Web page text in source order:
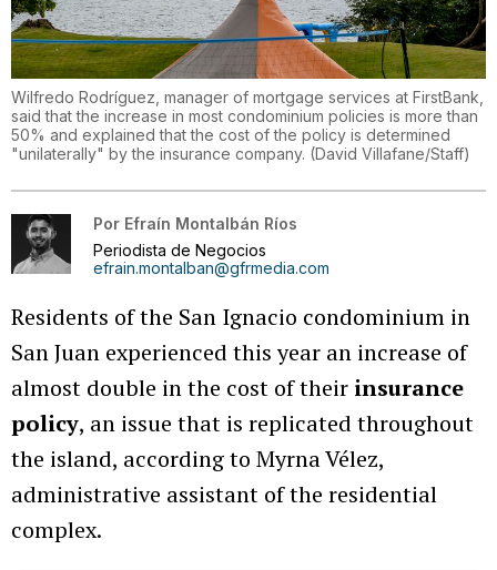
Wilfredo Rodríguez, manager of mortgage services at FirstBank,
said that the increase in most condominium policies is more than
50% and explained that the cost of the policy is determined
"unilaterally" by the insurance company. (David Villafane/Staff)
Por Efraín Montalbán Ríos
Periodista de Negocios
efrain.montalban@gfrmedia.com
Residents of the San Ignacio condominium in
San Juan experienced this year an increase of
almost double in the cost of their insurance
policy, an issue that is replicated throughout
the island, according to Myrna Vélez,
administrative assistant of the residential
complex.